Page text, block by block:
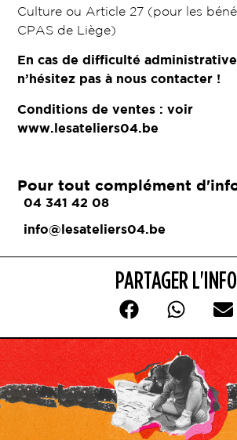
Culture ou Article 27 (pour les
CPAS de Liège)
En cas de difficulté
n’hésitez pas à nous contacter !
Conditions de ventes : voir
www.lesateliers04.be
Pour tout complément
04 341 42 08
info@lesateliers04.be
PARTAGER L'INFO